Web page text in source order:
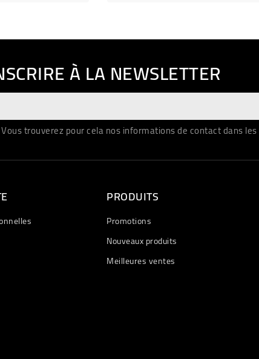
À LA NEWSLETTER
trouverez pour cela nos informations de contact dans
PRODUITS
Promotions
Nouveaux produits
Meilleures ventes